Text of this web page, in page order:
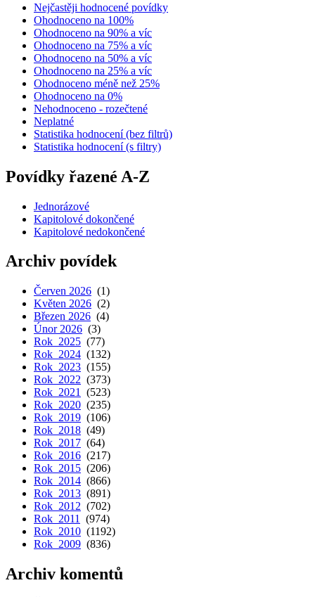
Nejčastěji hodnocené povídky
Ohodnoceno na 100%
Ohodnoceno na 90% a víc
Ohodnoceno na 75% a víc
Ohodnoceno na 50% a víc
Ohodnoceno na 25% a víc
Ohodnoceno méně než 25%
Ohodnoceno na 0%
Nehodnoceno - rozečtené
Neplatné
Statistika hodnocení (bez filtrů)
Statistika hodnocení (s filtry)
Povídky řazené A-Z
Jednorázové
Kapitolové dokončené
Kapitolové nedokončené
Archiv povídek
Červen 2026 (1)
Květen 2026 (2)
Březen 2026 (4)
Únor 2026 (3)
Rok 2025 (77)
Rok 2024 (132)
Rok 2023 (155)
Rok 2022 (373)
Rok 2021
(523)
Rok 2020 (235)
Rok 2019 (106)
Rok 2018 (49)
Rok 2017 (64)
Rok 2016 (217)
Rok 2015 (206)
Rok 2014 (866)
Rok 2013 (891)
Rok 2012 (702)
Rok 2011
(974)
Rok 2010 (1192)
Rok 2009 (836)
Archiv komentů